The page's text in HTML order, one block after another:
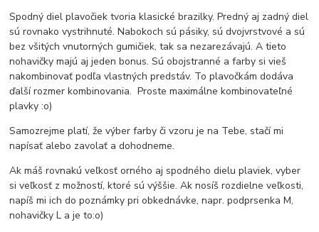
Spodný diel plavočiek tvoria klasické brazilky. Predný aj zadný diel
sú rovnako vystrihnuté. Nabokoch sú pásiky, sú dvojvrstvové a sú
bez všitých vnutorných gumičiek, tak sa nezarezávajú. A tieto
nohavičky majú aj jeden bonus. Sú obojstranné a farby si vieš
nakombinovať podľa vlastných predstáv. To plavočkám dodáva
ďalší rozmer kombinovania. Proste maximálne kombinovateľné
plavky :o)
Samozrejme platí, že výber farby či vzoru je na Tebe, stačí mi
napísať alebo zavolať a dohodneme.
Ak máš rovnakú veľkosť orného aj spodného dielu plaviek, vyber
si veľkosť z možností, ktoré sú výššie. Ak nosíš rozdielne veľkosti,
napíš mi ich do poznámky pri obkednávke, napr. podprsenka M,
nohavičky L a je to:o)